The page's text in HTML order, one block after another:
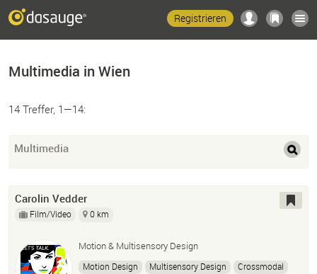
Registrieren
Multimedia in Wien
14 Treffer, 1—14:
Multimedia
Carolin Vedder
Film/Video 0 km
Motion & Multisensory Design
Motion Design Multisensory Design
Crossmodal